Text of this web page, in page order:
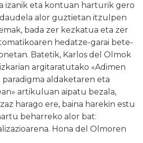
izanik eta kontuan harturik gero
alor guztietan itzulpen
bada zer kezkatua eta zer
hedatze-garai bete-
Batetik, Karlos del Olmok
argitaratutako «Adimen
paradigma aldaketaren eta
artikuluan aipatu bezala,
harago ere, baina harekin estu
beharreko alor bat:
Hona del Olmoren